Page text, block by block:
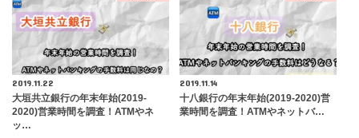
2019.11.22
大垣共立銀行の年末年始(2019-
2020)営業時間を調査！ATMやネ
ッ…
2019.11.14
十八銀行の年末年始(2019-2020)営
業時間を調査！ATMやネットバ…